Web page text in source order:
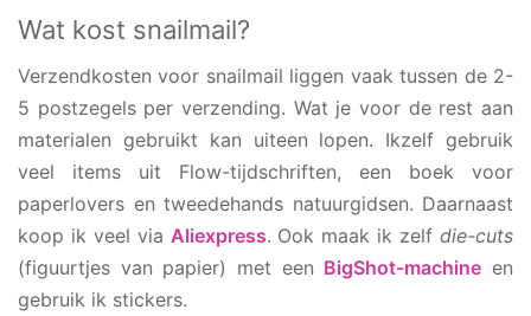
Wat kost snailmail?
Verzendkosten voor snailmail liggen vaak tussen de 2-
5 postzegels per verzending. Wat je voor de rest aan
materialen gebruikt kan uiteen lopen. Ikzelf gebruik
veel items uit Flow-tijdschriften, een boek voor
paperlovers en tweedehands natuurgidsen. Daarnaast
koop ik veel via Aliexpress. Ook maak ik zelfdie-cuts
(figuurtjes van papier) met een BigShot-machine en
gebruik ik stickers.